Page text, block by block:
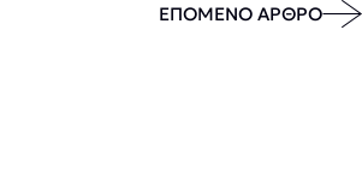
ΕΠΟΜΕΝΟ ΑΡΘΡΟ